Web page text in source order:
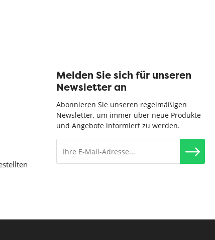
Melden Sie sich für unseren
Newsletter an
Abonnieren Sie unseren regelmäßigen
Newsletter, um immer über neue Produkte
und Angebote informiert zu werden.